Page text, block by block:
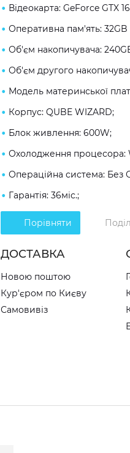
Відеокарта: GeForce GTX
Оперативна пам'ять: 32GB
Об'єм накопичувача:
Об'єм другого
Модель материнської
Корпус: QUBE WIZARD;
Блок живлення: 600W;
Охолодження процесора:
Операційна система: Без
Гарантія: 36міс.;
Порівняти
ДОСТАВКА
Новою поштою
Кур'єром по Києву
Самовивіз